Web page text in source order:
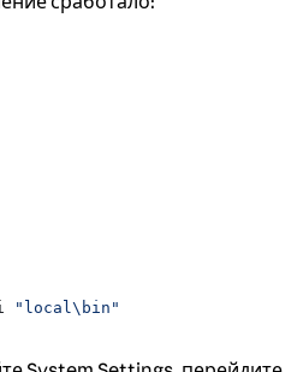
"local\bin"